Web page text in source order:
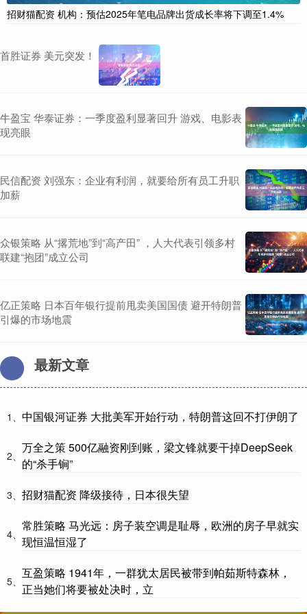
招财猫配资 机构：预估2025年笔电品牌出货成长率将下调至1.4%
首胜证券 美元突发！
牛盈宝 华泰证券：一季度盈利显著回升 游戏、电影表
现亮眼
民信配资 刘强东：企业有利润，就要给所有员工升职
加薪
众银策略 从“撂荒地”到“高产田” ，人大代表引领多村
联建“抱团”成立公司
亿正策略 日本百年银行提前甩卖美国国债 避开特朗普
引爆的市场地震
最新文章
1、 中国银河证券 大批美军开始行动，特朗普这回不打伊朗了
2、
万全之策 500亿融资刚到账，梁文锋就要干掉DeepSeek
的“杀手锏”
3、 招财猫配资 降级接待，日本很失望
4、
常胜策略 马光远：房子装空调是耻辱，欧洲的房子早就实
现恒温恒湿了
5、
互盈策略 1941年，一群犹太居民被带到帕茹斯特森林，
正当她们将要被处决时，立